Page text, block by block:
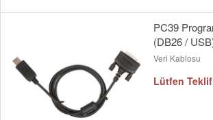
PC39
(DB26 /
Veri Kablosu
Lütfen